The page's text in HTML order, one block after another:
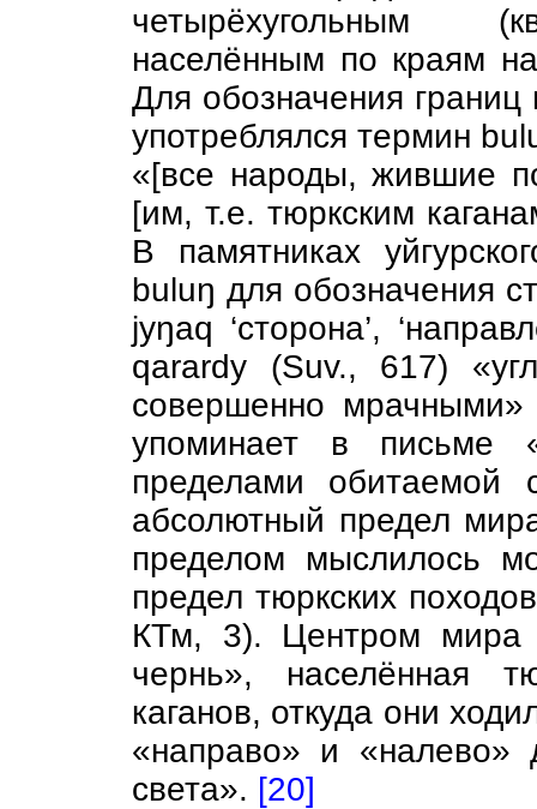
четырёхугольным
населённым по краям
Для обозначения
употреблялся термин
«[все народы, жившие
[им, т.е. тюркским
В памятниках
buluŋ для обозначения
jyŋaq ‘сторона’,
qarardy (Suv., 617)
совершенно мрачными»
упоминает в письме
пределами
абсолютный предел
пределом мыслилось
предел тюркских
КТм, 3). Центром мира
чернь», населённая
каганов, откуда они
«направо» и «налево»
света». [20]